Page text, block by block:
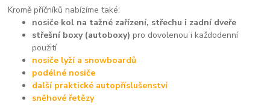
Kromě příčníků nabízíme také:
nosiče kol na tažné zařízení, střechu i zadní dveře
střešní boxy (autoboxy) pro dovolenou i každodenní
použití
nosiče lyží a snowboardů
podélné nosiče
další praktické autopříslušenství
sněhové řetězy